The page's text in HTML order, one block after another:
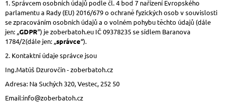
1. Správcem osobních údajů podle čl. 4 bod 7 nařízení Evropského
parlamentu a Rady (EU) 2016/679 o ochraně fyzických osob v souvislosti
se zpracováním osobních údajů a o volném pohybu těchto údajů (dále
jen: „GDPR”) je zoberbatoh.eu IČ 09378235 se sídlem Baranova
1784/2(dále jen: „správce“).
2. Kontaktní údaje správce jsou
Ing.Matúš Dzurovčin - zoberbatoh.cz
Adresa: Na Suchých 320, Vestec, 252 50
Email:info@zoberbatoh.cz
E
N
A
J
Í
T
?